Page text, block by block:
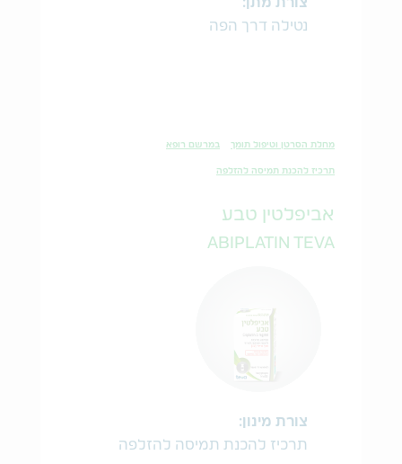
נטילה דרך הפה
מחלת הסרטן וטיפול תומך במרשם רופא
תרכיז להכנת תמיסה להזלפה
אביפלטין טבע
ABIPLATIN TEVA
צורת מינון:
תרכיז להכנת תמיסה להזלפה